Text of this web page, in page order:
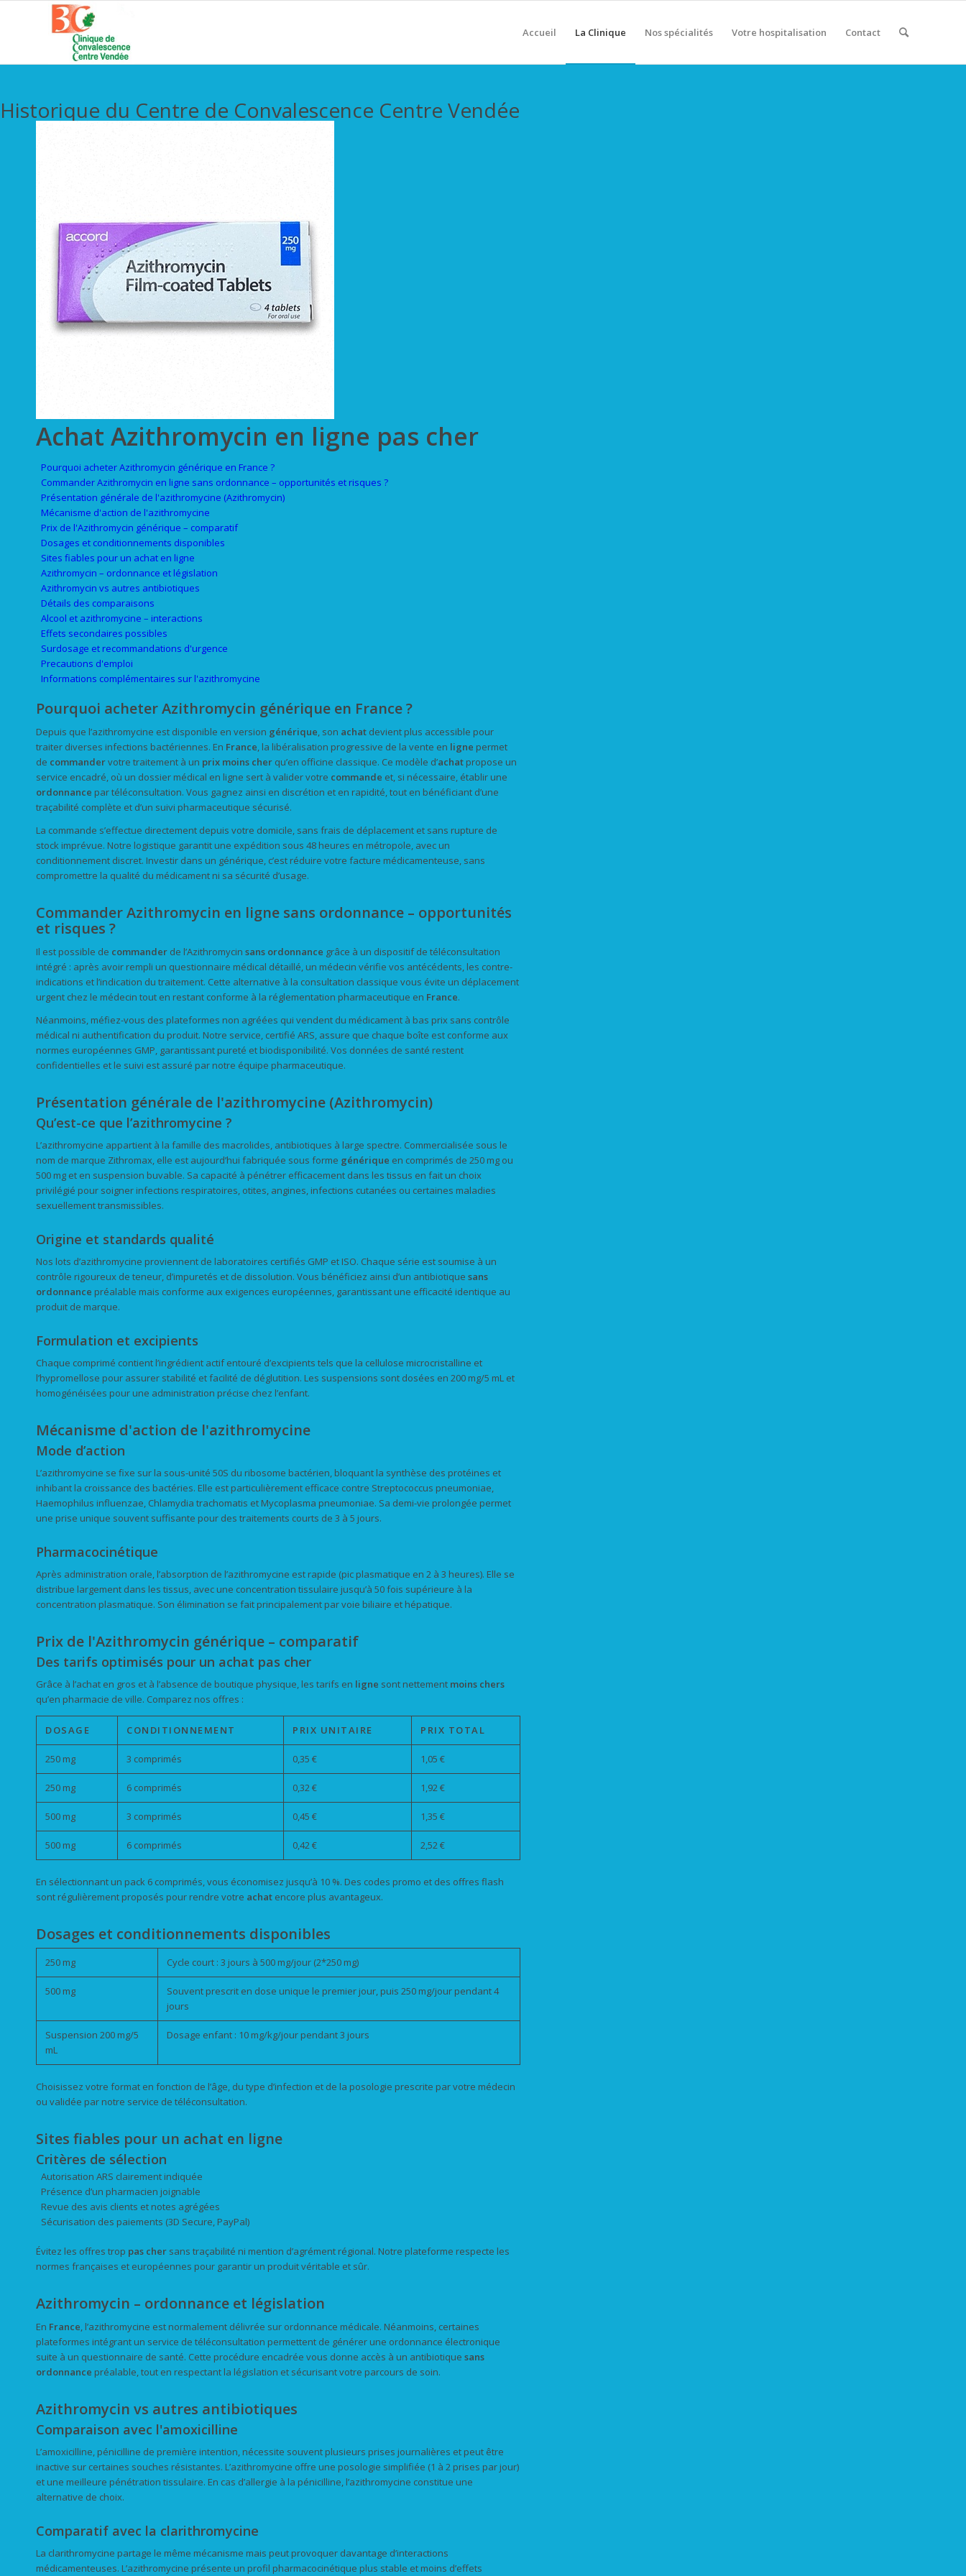
Accueil La Clinique Nos spécialités Votre hospitalisation Contact
Historique du Centre de Convalescence Centre Vendée
Achat Azithromycin en ligne pas cher
Pourquoi acheter Azithromycin générique en France ?
Commander Azithromycin en ligne sans ordonnance – opportunités et risques ?
Présentation générale de l'azithromycine (Azithromycin)
Mécanisme d'action de l'azithromycine
Prix de l'Azithromycin générique – comparatif
Dosages et conditionnements disponibles
Sites fiables pour un achat en ligne
Azithromycin – ordonnance et législation
Azithromycin vs autres antibiotiques
Détails des comparaisons
Alcool et azithromycine – interactions
Effets secondaires possibles
Surdosage et recommandations d'urgence
Precautions d'emploi
Informations complémentaires sur l'azithromycine
Pourquoi acheter Azithromycin générique en France ?
Depuis que l’azithromycine est disponible en version générique, son achat devient plus accessible pour
traiter diverses infections bactériennes. En France, la libéralisation progressive de la vente en ligne permet
de commandervotre traitement à un prix moins cher qu’en officine classique. Ce modèle d’achat propose un
service encadré, où un dossier médical en ligne sert à valider votre commande et, si nécessaire, établir une
ordonnance par téléconsultation. Vous gagnez ainsi en discrétion et en rapidité, tout en bénéficiant d’une
traçabilité complète et d’un suivi pharmaceutique sécurisé.
La commande s’effectue directement depuis votre domicile, sans frais de déplacement et sans rupture de
stock imprévue. Notre logistique garantit une expédition sous 48 heures en métropole, avec un
conditionnement discret. Investir dans un générique, c’est réduire votre facture médicamenteuse, sans
compromettre la qualité du médicament ni sa sécurité d’usage.
Commander Azithromycin en ligne sans ordonnance – opportunités
et risques ?
Il est possible de commander de l’Azithromycin sans ordonnance grâce à un dispositif de téléconsultation
intégré : après avoir rempli un questionnaire médical détaillé, un médecin vérifie vos antécédents, les contre-
indications et l’indication du traitement. Cette alternative à la consultation classique vous évite un déplacement
urgent chez le médecin tout en restant conforme à la réglementation pharmaceutique en France.
Néanmoins, méfiez-vous des plateformes non agréées qui vendent du médicament à bas prix sans contrôle
médical ni authentification du produit. Notre service, certifié ARS, assure que chaque boîte est conforme aux
normes européennes GMP, garantissant pureté et biodisponibilité. Vos données de santé restent
confidentielles et le suivi est assuré par notre équipe pharmaceutique.
Présentation générale de l'azithromycine (Azithromycin)
Qu’est-ce que l’azithromycine ?
L’azithromycine appartient à la famille des macrolides, antibiotiques à large spectre. Commercialisée sous le
nom de marque Zithromax, elle est aujourd’hui fabriquée sous forme générique en comprimés de 250 mg ou
500 mg et en suspension buvable. Sa capacité à pénétrer efficacement dans les tissus en fait un choix
privilégié pour soigner infections respiratoires, otites, angines, infections cutanées ou certaines maladies
sexuellement transmissibles.
Origine et standards qualité
Nos lots d’azithromycine proviennent de laboratoires certifiés GMP et ISO. Chaque série est soumise à un
contrôle rigoureux de teneur, d’impuretés et de dissolution. Vous bénéficiez ainsi d’un antibiotique sans
ordonnance préalable mais conforme aux exigences européennes, garantissant une efficacité identique au
produit de marque.
Formulation et excipients
Chaque comprimé contient l’ingrédient actif entouré d’excipients tels que la cellulose microcristalline et
l’hypromellose pour assurer stabilité et facilité de déglutition. Les suspensions sont dosées en 200 mg/5 mL et
homogénéisées pour une administration précise chez l’enfant.
Mécanisme d'action de l'azithromycine
Mode d’action
L’azithromycine se fixe sur la sous-unité 50S du ribosome bactérien, bloquant la synthèse des protéines et
inhibant la croissance des bactéries. Elle est particulièrement efficace contre Streptococcus pneumoniae,
Haemophilus influenzae, Chlamydia trachomatis et Mycoplasma pneumoniae. Sa demi-vie prolongée permet
une prise unique souvent suffisante pour des traitements courts de 3 à 5 jours.
Pharmacocinétique
Après administration orale, l’absorption de l’azithromycine est rapide (pic plasmatique en 2 à 3 heures). Elle se
distribue largement dans les tissus, avec une concentration tissulaire jusqu’à 50 fois supérieure à la
concentration plasmatique. Son élimination se fait principalement par voie biliaire et hépatique.
Prix de l'Azithromycin générique – comparatif
Des tarifs optimisés pour un achat pas cher
Grâce à l’achat en gros et à l’absence de boutique physique, les tarifs en ligne sont nettement moins chers
qu’en pharmacie de ville. Comparez nos offres :
DOSAGE CONDITIONNEMENT PRIX UNITAIRE PRIX TOTAL
250 mg 3 comprimés 0,35 € 1,05 €
250 mg 6 comprimés 0,32 € 1,92 €
500 mg 3 comprimés 0,45 € 1,35 €
500 mg 6 comprimés 0,42 € 2,52 €
En sélectionnant un pack 6 comprimés, vous économisez jusqu’à 10 %. Des codes promo et des offres flash
sont régulièrement proposés pour rendre votre achat encore plus avantageux.
Dosages et conditionnements disponibles
250 mg Cycle court : 3 jours à 500 mg/jour (2*250 mg)
500 mg
Souvent prescrit en dose unique le premier jour, puis 250 mg/jour pendant 4
jours
Suspension 200 mg/5
mL
Dosage enfant : 10 mg/kg/jour pendant 3 jours
Choisissez votre format en fonction de l’âge, du type d’infection et de la posologie prescrite par votre médecin
ou validée par notre service de téléconsultation.
Sites fiables pour un achat en ligne
Critères de sélection
Autorisation ARS clairement indiquée
Présence d’un pharmacien joignable
Revue des avis clients et notes agrégées
Sécurisation des paiements (3D Secure, PayPal)
Évitez les offres trop pas cher sans traçabilité ni mention d’agrément régional. Notre plateforme respecte les
normes françaises et européennes pour garantir un produit véritable et sûr.
Azithromycin – ordonnance et législation
En France , l’azithromycine est normalement délivrée sur ordonnance médicale. Néanmoins, certaines
plateformes intégrant un service de téléconsultation permettent de générer une ordonnance électronique
suite à un questionnaire de santé. Cette procédure encadrée vous donne accès à un antibiotique sans
ordonnance préalable, tout en respectant la législation et sécurisant votre parcours de soin.
Azithromycin vs autres antibiotiques
Comparaison avec l'amoxicilline
L’amoxicilline, pénicilline de première intention, nécessite souvent plusieurs prises journalières et peut être
inactive sur certaines souches résistantes. L’azithromycine offre une posologie simplifiée (1 à 2 prises par jour)
et une meilleure pénétration tissulaire. En cas d’allergie à la pénicilline, l’azithromycine constitue une
alternative de choix.
Comparatif avec la clarithromycine
La clarithromycine partage le même mécanisme mais peut provoquer davantage d’interactions
médicamenteuses. L’azithromycine présente un profil pharmacocinétique plus stable et moins d’effets